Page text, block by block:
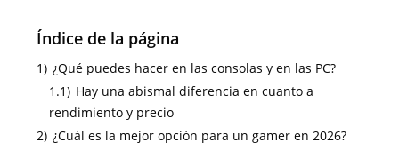
Índice de la página
1) ¿Qué puedes hacer en las consolas y en las PC?
1.1) Hay una abismal diferencia en cuanto a
rendimiento y precio
2) ¿Cuál es la mejor opción para un gamer en 2026?